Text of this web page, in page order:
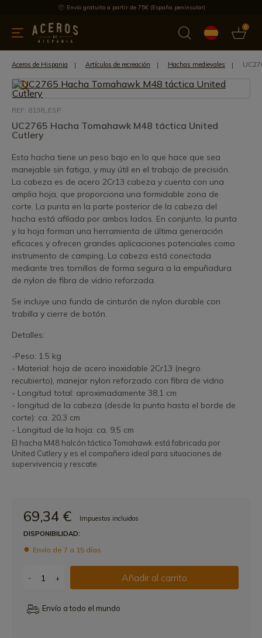
Envío gratuito a partir de 75€ (España peninsular)
0
menaje Ofertas Ultimas novedades Los más vendidos
Aceros de Hispania Artículos de recreación Hachas medievales
REF: 8138_ESP
UC2765 Hacha Tomahawk M48 táctica United
Cutlery
Esta hacha tiene un peso bajo en lo que hace que sea
manejable sin fatiga, y muy útil en el trabajo de precisión.
La cabeza es de acero 2Cr13 cabeza y cuenta con una
amplia hoja, que proporciona una formidable zona de
corte. La punta en la parte posterior de la cabeza del
hacha está afilada por ambos lados. En conjunto, la punta
y la hoja forman una herramienta de última generación
eficaces y ofrecen grandes aplicaciones potenciales como
instrumento de camping. La cabeza está conectada
mediante tres tornillos de forma segura a la empuñadura
de nylon de fibra de vidrio reforzada.
Se incluye una funda de cinturón de nylon durable con
trabilla y cierre de botón.
Detalles:
-Peso: 1.5 kg
- Material: hoja de acero inoxidable 2Cr13 (negro
recubierto), manejar nylon reforzado con fibra de vidrio
- Longitud total: aproximadamente 38,1 cm
- longitud de la cabeza (desde la punta hasta el borde de
corte): ca. 20,3 cm
- Longitud de la hoja: ca. 9,5 cm
El hacha M48 halcón táctico Tomahawk está fabricada por
United Cutlery y es el compañero ideal para situaciones de
supervivencia y rescate.
69,34 €
Impuestos incluidos
DISPONIBILIDAD:
Envío de 7 a 15 días
- + Añadir al carrito
Envío a todo el mundo